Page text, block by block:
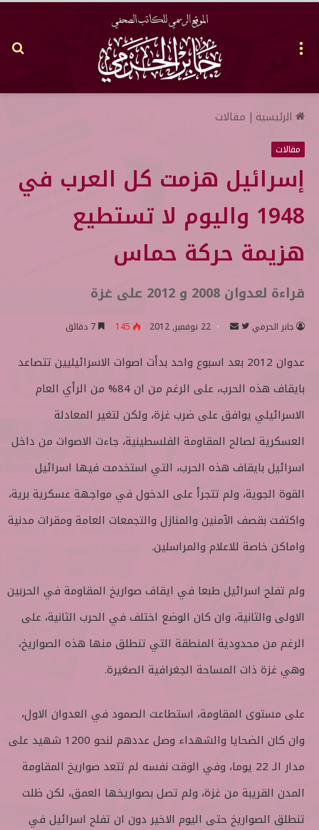
الرئيسية | مقالات
مقالات
إسرائيل هزمت كل العرب في
1948 واليوم لا تستطيع
هزيمة حركة حماس
قراءة لعدوان 2008 و 2012 على غزة
جابر الحرمي
ت
ب
ع
ل
ت
ت
س
ب
ر
د
ا
ل
ك
ر
ن
ي
ا
22 نوفمبر, 2012 145
عدوان 2012 بعد اسبوع واحد بدأت اصوات الاسرائيليين تتصاعد
بايقاف هذه الحرب، على الرغم من ان 84% من الرأي العام
الاسرائيلي يوافق على ضرب غزة، ولكن لتغير المعادلة
العسكرية لصالح المقاومة الفلسطينية، جاءت الاصوات من داخل
اسرائيل بايقاف هذه الحرب، التي استخدمت فيها اسرائيل
القوة الجوية، ولم تتجرأ على الدخول في مواجهة عسكرية برية،
واكتفت بقصف الآمنين والمنازل والتجمعات العامة ومقرات مدنية
واماكن خاصة للاعلام والمراسلين.
ولم تفلح اسرائيل طبعا في ايقاف صواريخ المقاومة في الحربين
الاولى والثانية، وان كان الوضع اختلف في الحرب الثانية، على
الرغم من محدودية المنطقة التي تنطلق منها هذه الصواريخ،
وهي غزة ذات المساحة الجغرافية الصغيرة.
على مستوى المقاومة، استطاعت الصمود في العدوان الاول،
وان كان الضحايا والشهداء وصل عددهم لنحو 1200 شهيد على
مدار الـ 22 يوما، وفي الوقت نفسه لم تتعد صواريخ المقاومة
المدن القريبة من غزة، ولم تصل بصواريخها العمق، لكن ظلت
تنطلق الصواريخ حتى اليوم الاخير دون ان تفلح اسرائيل في